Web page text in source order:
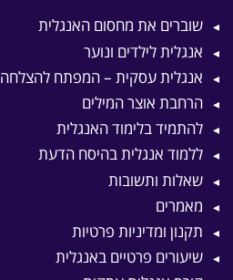
שוברים את מחסום האנגלית
אנגלית לילדים ונוער
אנגלית עסקית – המפתח להצלחה
הרחבת אוצר המילים
להתמיד בלימוד האנגלית
ללמוד אנגלית בהיסח הדעת
שאלות ותשובות
מאמרים
תקנון ומדיניות פרטיות
שיעורים פרטיים באנגלית